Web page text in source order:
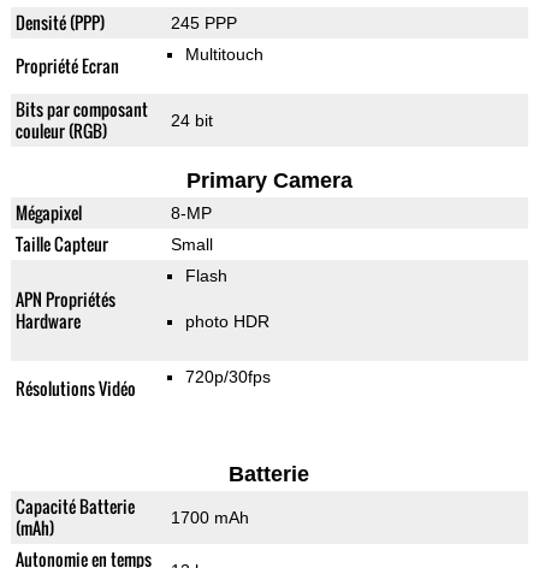
Densité (PPP) 245 PPP
Propriété Ecran Multitouch
Bits par composant
couleur (RGB)
24 bit
Primary Camera
Mégapixel 8-MP
Taille Capteur Small
APN Propriétés
Hardware
Flash
photo HDR
Résolutions Vidéo 720p/30fps
Batterie
Capacité Batterie
(mAh)
1700 mAh
Autonomie en temps